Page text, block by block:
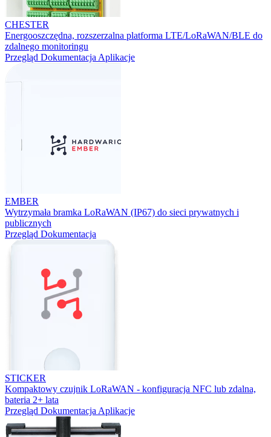
CHESTER
Energooszczędna, rozszerzalna platforma LTE/LoRaWAN/BLE do
zdalnego monitoringu
Przegląd Dokumentacja Aplikacje
EMBER
Wytrzymała bramka LoRaWAN (IP67) do sieci prywatnych i
publicznych
Przegląd Dokumentacja
STICKER
Kompaktowy czujnik LoRaWAN - konfiguracja NFC lub zdalna,
bateria 2+ lata
Przegląd Dokumentacja Aplikacje